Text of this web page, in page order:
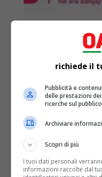
TV 8 mesi fa
Endemol Shine
Signorini:
Dopo le pesanti
attraverso il suo
richiede il
Pubblicità e
delle prestazioni
ricerche sul
Archiviare
Scopri di più
I tuoi dati personali
informazioni raccolte dal